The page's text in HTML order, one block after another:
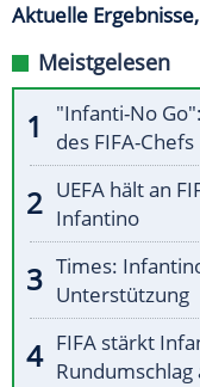
Aktuelle
Meistgelesen
"Infanti-No
des FIFA-Chefs
UEFA hält an
Infantino
Times:
Unterstützung
FIFA stärkt
Rundumschlag